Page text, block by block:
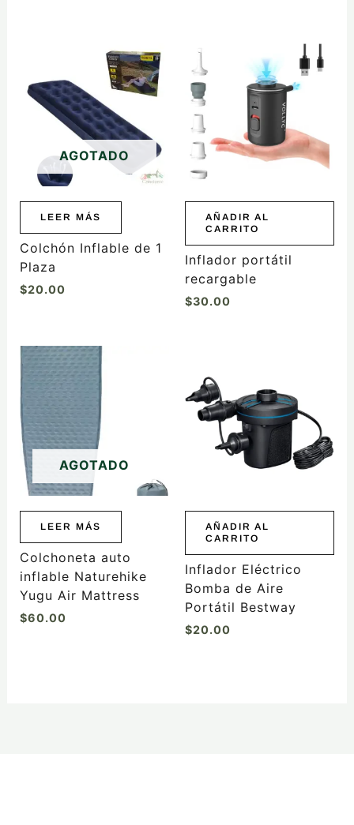
AGOTADO
LEER MÁS
Colchón Inflable de 1
Plaza
$20.00
AÑADIR AL
CARRITO
Inflador portátil
recargable
$30.00
AGOTADO
LEER MÁS
Colchoneta auto
inflable Naturehike
Yugu Air Mattress
$60.00
AÑADIR AL
CARRITO
Inflador Eléctrico
Bomba de Aire
Portátil Bestway
$20.00